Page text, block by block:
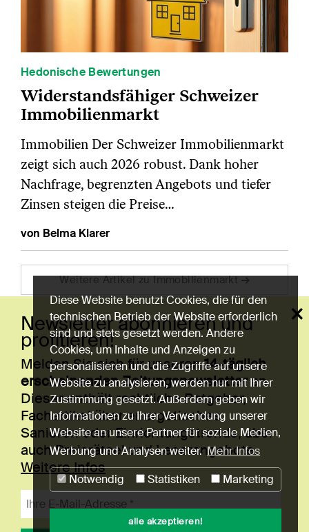
Hedonische Bewertungen
Widerstandsfähiger Schweizer
Immobilienmarkt
Immobilien Der Schweizer Immobilienmarkt
zeigt sich auch 2026 robust. Dank hoher
Nachfrage, begrenzten Angebots und tiefer
Zinsen steigen die Preise…
von Belma Klarer
Weitere Artikel zu Immobilienmarkt
×
Newsletter abonnieren und
profitieren!
Melden Sie sich für unseren14-täglich
erscheinenden Zeitungsnewsletteran.
Dieser enthält rechtliche Ratgeber,
Fachartikel über energetisches
Sanieren oder Einrichtungstrends, aber
auch Preisrätsel und Leserangebote.
Weitere Infos
© Copyright 2026 bei HEV Schweiz
Datenschutz Nutzungshinweise
Diese Website benutzt Cookies, die für den
technischen Betrieb der Website erforderlich
sind und stets gesetzt werden. Andere
Cookies, um Inhalte und Anzeigen zu
personalisieren und die Zugriffe auf unsere
Website zu analysieren, werden nur mit Ihrer
Zustimmung gesetzt. Außerdem geben wir
Informationen zu Ihrer Verwendung unserer
Website an unsere Partner für soziale Medien,
Werbung und Analysen weiter.Mehr Infos
Notwendig
Statistiken Marketing
alle akzeptieren!